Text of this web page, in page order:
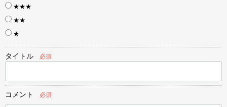
★★★
★★
★
タイトル 必須
コメント 必須